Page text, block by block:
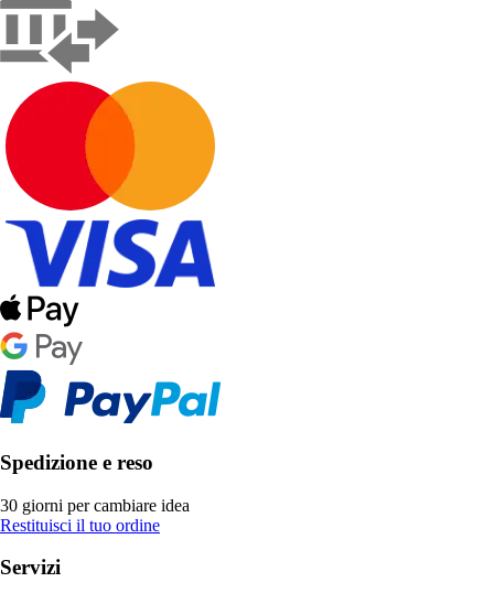
Spedizione e reso
30 giorni per cambiare idea
Restituisci il tuo ordine
Servizi